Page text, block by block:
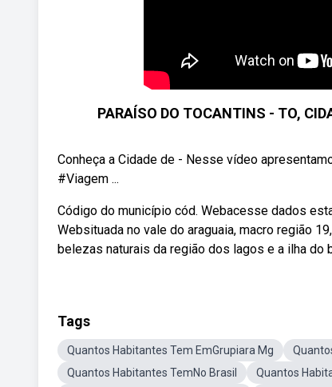
PARAÍSO DO TOCANTINS - TO,
Conheça a Cidade de - Nesse vídeo
#Viagem ...
Código do município cód. Webacesse dados
Websituada no vale do araguaia, macro região
belezas naturais da região dos lagos e a ilha do
Tags
Quantos Habitantes Tem EmGrupiara Mg
Quantos Habitantes TemNo Brasil
Quantos